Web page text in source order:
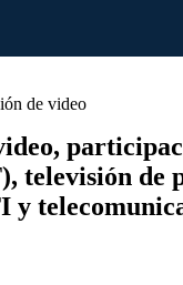
de video
televisión de